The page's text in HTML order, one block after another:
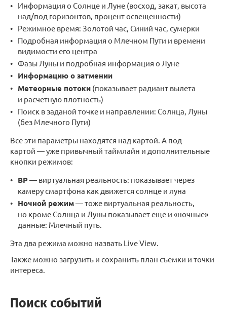
Информация о Солнце и Луне (восход, закат, высота
над/под горизонтов, процент освещенности)
Режимное время: Золотой час, Синий час, сумерки
Подробная информация о Млечном Пути и времени
видимости его центра
Фазы Луны и подробная информация о Луне
Информацию о затмении
Метеорные потоки (показывает радиант вылета
и расчетную плотность)
Поиск в заданой точке и направлении: Солнца, Луны
(без Млечного Пути)
Все эти параметры находятся над картой. А под
картой — уже привычный таймлайн и дополнительные
кнопки режимов:
ВР — виртуальная реальность: показывает через
камеру смартфона как движется солнце и луна
Ночной режим— тоже виртуальная реальность,
но кроме Солнца и Луны показывает еще и «ночные»
данные: Млечный путь.
Эта два режима можно назвать Live View.
Также можно загрузить и сохранить план съемки и точки
интереса.
Поиск событий